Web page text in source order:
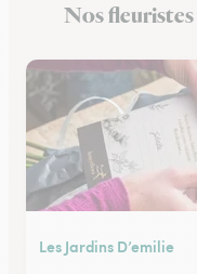
Fleuristes à
Nos fleuristes
Les Jardins D’emilie